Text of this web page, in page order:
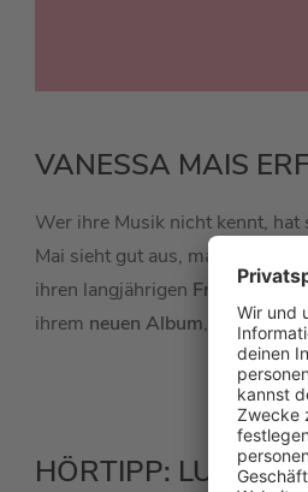
VANESSA MAIS
Wer ihre Musik nicht kennt, hat
Mai sieht gut aus, macht
ihren langjährigen Freund und
ihrem neuen Album, dass
HÖRTIPP: